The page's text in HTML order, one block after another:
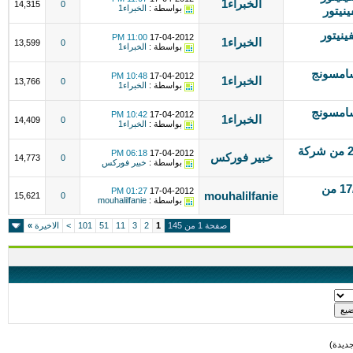
الخبراء1
بواسطة :
الخبراء1 0
14,315
صيانة كلفينيتور
الخبراء1 17-04-2012
11:00 PM
بواسطة :
الخبراء1 0
13,599
صيانة سامسونج
الخبراء1 17-04-2012
10:48 PM
بواسطة :
الخبراء1 0
13,766
صيانة سامسونج
الخبراء1 17-04-2012
10:42 PM
بواسطة :
الخبراء1 0
14,409
التحليل اليومى للعملات ليوم 17- 4-2012 من شركة خبير فوركس 17-04-2012
06:18 PM
بواسطة : خبير فوركس 0
14,773
التحليل اليومي للأسواق المالية 17/4/2012 من
mouhalilfanie
17-04-2012
01:27 PM
بواسطة : mouhalilfanie
0
15,621
صفحة 1 من 145 1
2
3
11
51
101
> الاخيرة »